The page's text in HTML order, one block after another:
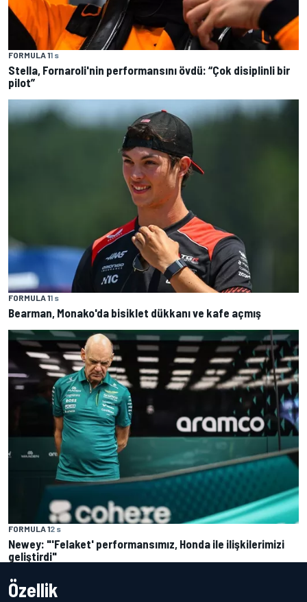
FORMULA 11 s
Stella, Fornaroli'nin performansını övdü: “Çok disiplinli bir
pilot”
FORMULA 11 s
Bearman, Monako'da bisiklet dükkanı ve kafe açmış
FORMULA 12 s
Newey: "'Felaket' performansımız, Honda ile ilişkilerimizi
geliştirdi"
Özellik